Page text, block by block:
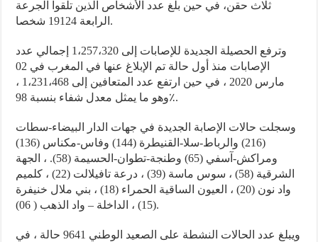
ثلاث حقن، في حين بلغ عدد الأشخاص الذين تلقوا الجرعة
الرابعة 19124 شخصا.
وترفع الحصيلة الجديدة للإصابات إلى 1،257،320 إجمالي عدد
الإصابات منذ أول حالة تم الإبلاغ عنها في المغرب في 02
مارس 2020 ، في حين ارتفع عدد المتعافين إلى 1،231،468 ،
وهو ما يمثل معدل شفاء بنسبة 98٪.
وسجلت حالات الإصابة الجديدة في جهات الدار البيضاء-سطات
(216) والرباط-سلا-القنيطرة (144) وفاس-مكناس (136)
ومراكش-آسفي (65) وطنجة-تطوان-الحسيمة (58). ، الجهة
الشرقية (58) ، سوس ماسة (39) ، درعة تافيلالت (22) ، كلميم
واد نون (20) ، العيون الساقية الحمراء (18) ، بني ملال خنيفرة
(15) ، الداخلة – واد الذهب ( 06).
ويبلغ عدد الحالات النشطة على الصعيد الوطني 9641 حالة ، في